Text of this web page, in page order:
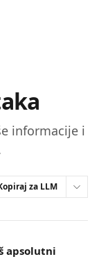
informacije i
za LLM
apsolutni